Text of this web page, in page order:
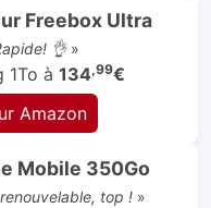
Freebox Ultra
👌»
1To à 134,99€
Amazon
Mobile 350Go
top !»